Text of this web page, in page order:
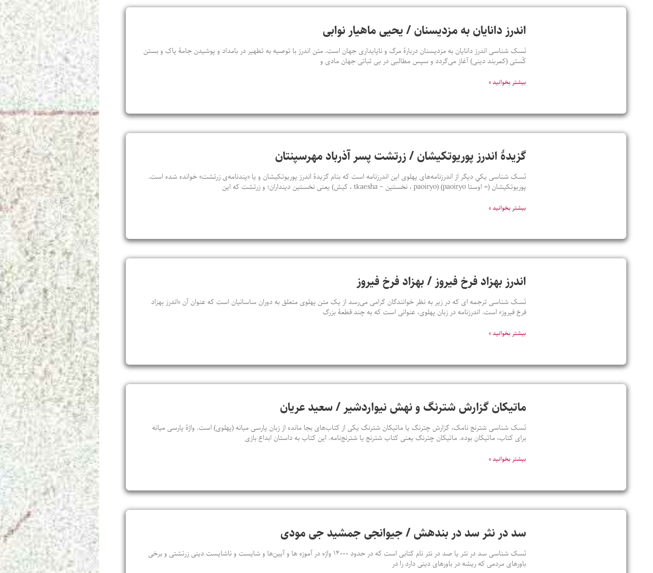
اندرز دانایان به مزدیسنان / یحیی ماهیار نوابی
نَسک شناسی اندرز دانایان به مزدیسنان دربارهٔ مرگ و ناپایداری جهان است. متن اندرز با توصیه به تطهیر در بامداد و پوشیدن جامهٔ پاک و بستن
کُستی (کمربند دینی) آغاز می‌گردد و سپس مطالبی در بی‌ ثباتی جهان مادی و
بیشتر بخوانید »
گزيدۀ اندرز پوريوتکيشان / زرتشت پسر آذرباد مهرسپنتان
نَسک شناسی يکي ديگر از اندرزنامه‌های پهلوی اين اندرزنامه است که بنام گزيدۀ اندرز پوريوتکيشان و يا «پندنامه‌ی زرتشت» خوانده شده است.
پوريوتکيشان (= اوستا paoiryo) (paoiryo ، نخستين – tkaesha ، کيش) يعنی نخستين دينداران؛ و زرتشت که اين
بیشتر بخوانید »
اندرز بهزاد فرخ فیروز / بهزاد فرخ فیروز
نَسک شناسی ترجمه ای که در زیر به نظر خوانندگان گرامی می‌رسد از یک متن پهلوی متعلق به دوران ساسانیان است که عنوان آن «اندرز بهزاد
فرخ فیروز» است. اندرزنامه در زبان پهلوی، عنوانی است که به چند قطعۀ بزرگ
بیشتر بخوانید »
ماتیکان گزارش شترنگ و نهش نیواردشیر / سعید عریان
نَسک شناسی شترنج نامک، گزارش چترنگ یا ماتیکان شترنگ یکی از کتاب‌های بجا مانده از زبان پارسی میانه (پهلوی) است. واژۀ پارسی میانه
برای کتاب، ماتیکان بوده. ماتیکان چترنگ یعنی کتاب شترنج یا شترنج‌نامه. این کتاب به داستان ابداع بازی
بیشتر بخوانید »
سد در نثر سد در بندهش / جیوانجی جمشید جی مودی
نَسک شناسی سد در نثر یا صد در نثر نام کتابی است که در حدود ۱۴۰۰۰ واژه در آموزه‌ ها و آیین‌ها و شایست و ناشایست دینی زرتشتی و برخی
باورهای مردمی که ریشه در باورهای دینی دارد را در